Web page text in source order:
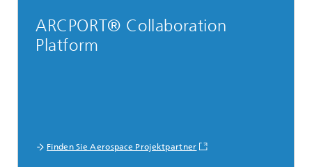
ARCPORT® Collaboration
Platform
Finden Sie Aerospace Projektpartner